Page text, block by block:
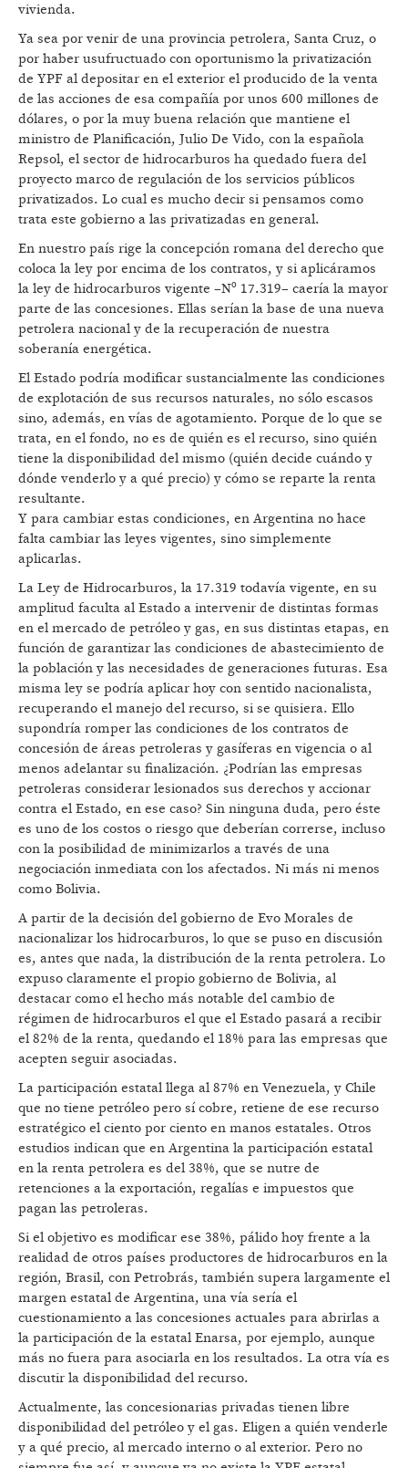
vivienda.
Ya sea por venir de una provincia petrolera, Santa Cruz, o
por haber usufructuado con oportunismo la privatización
de YPF al depositar en el exterior el producido de la venta
de las acciones de esa compañía por unos 600 millones de
dólares, o por la muy buena relación que mantiene el
ministro de Planificación, Julio De Vido, con la española
Repsol, el sector de hidrocarburos ha quedado fuera del
proyecto marco de regulación de los servicios públicos
privatizados. Lo cual es mucho decir si pensamos como
trata este gobierno a las privatizadas en general.
En nuestro país rige la concepción romana del derecho que
coloca la ley por encima de los contratos, y si aplicáramos
la ley de hidrocarburos vigente –Nº 17.319– caería la mayor
parte de las concesiones. Ellas serían la base de una nueva
petrolera nacional y de la recuperación de nuestra
soberanía energética.
El Estado podría modificar sustancialmente las condiciones
de explotación de sus recursos naturales, no sólo escasos
sino, además, en vías de agotamiento. Porque de lo que se
trata, en el fondo, no es de quién es el recurso, sino quién
tiene la disponibilidad del mismo (quién decide cuándo y
dónde venderlo y a qué precio) y cómo se reparte la renta
resultante.
Y para cambiar estas condiciones, en Argentina no hace
falta cambiar las leyes vigentes, sino simplemente
aplicarlas.
La Ley de Hidrocarburos, la 17.319 todavía vigente, en su
amplitud faculta al Estado a intervenir de distintas formas
en el mercado de petróleo y gas, en sus distintas etapas, en
función de garantizar las condiciones de abastecimiento de
la población y las necesidades de generaciones futuras. Esa
misma ley se podría aplicar hoy con sentido nacionalista,
recuperando el manejo del recurso, si se quisiera. Ello
supondría romper las condiciones de los contratos de
concesión de áreas petroleras y gasíferas en vigencia o al
menos adelantar su finalización. ¿Podrían las empresas
petroleras considerar lesionados sus derechos y accionar
contra el Estado, en ese caso? Sin ninguna duda, pero éste
es uno de los costos o riesgo que deberían correrse, incluso
con la posibilidad de minimizarlos a través de una
negociación inmediata con los afectados. Ni más ni menos
como Bolivia.
A partir de la decisión del gobierno de Evo Morales de
nacionalizar los hidrocarburos, lo que se puso en discusión
es, antes que nada, la distribución de la renta petrolera. Lo
expuso claramente el propio gobierno de Bolivia, al
destacar como el hecho más notable del cambio de
régimen de hidrocarburos el que el Estado pasará a recibir
el 82% de la renta, quedando el 18% para las empresas que
acepten seguir asociadas.
La participación estatal llega al 87% en Venezuela, y Chile
que no tiene petróleo pero sí cobre, retiene de ese recurso
estratégico el ciento por ciento en manos estatales. Otros
estudios indican que en Argentina la participación estatal
en la renta petrolera es del 38%, que se nutre de
retenciones a la exportación, regalías e impuestos que
pagan las petroleras.
Si el objetivo es modificar ese 38%, pálido hoy frente a la
realidad de otros países productores de hidrocarburos en la
región, Brasil, con Petrobrás, también supera largamente el
margen estatal de Argentina, una vía sería el
cuestionamiento a las concesiones actuales para abrirlas a
la participación de la estatal Enarsa, por ejemplo, aunque
más no fuera para asociarla en los resultados. La otra vía es
discutir la disponibilidad del recurso.
Actualmente, las concesionarias privadas tienen libre
disponibilidad del petróleo y el gas. Eligen a quién venderle
y a qué precio, al mercado interno o al exterior. Pero no